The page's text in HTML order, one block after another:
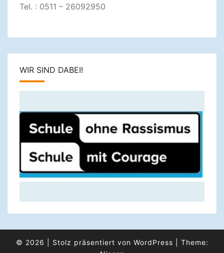
Tel. : 0511 – 26092950
WIR SIND DABEI!
© 2026 Stolz präsentiert von WordPress
Theme: